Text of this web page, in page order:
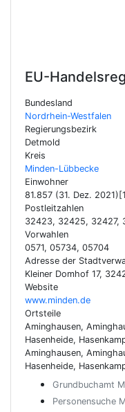
EU-
Bundesland
Nordrhein-Westfalen
Regierungsbezirk
Detmold
Kreis
Minden-Lübbecke
Einwohner
81.857 (31. Dez.
Postleitzahlen
32423, 32425, 32427,
Vorwahlen
0571, 05734, 05704
Adresse der
Kleiner Domhof 17,
Website
www.minden.de
Ortsteile
Aminghausen,
Hasenheide,
Aminghausen,
Hasenheide,
Grundbuchamt
Personensuche